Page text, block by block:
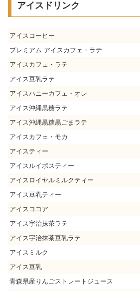
アイスドリンク
アイスコーヒー
プレミアム アイスカフェ・ラテ
アイスカフェ・ラテ
アイス豆乳ラテ
アイスハニーカフェ・オレ
アイス沖縄黒糖ラテ
アイス沖縄黒糖黒ごまラテ
アイスカフェ・モカ
アイスティー
アイスルイボスティー
アイスロイヤルミルクティー
アイス豆乳ティー
アイスココア
アイス宇治抹茶ラテ
アイス宇治抹茶豆乳ラテ
アイスミルク
アイス豆乳
青森県産りんごストレートジュース